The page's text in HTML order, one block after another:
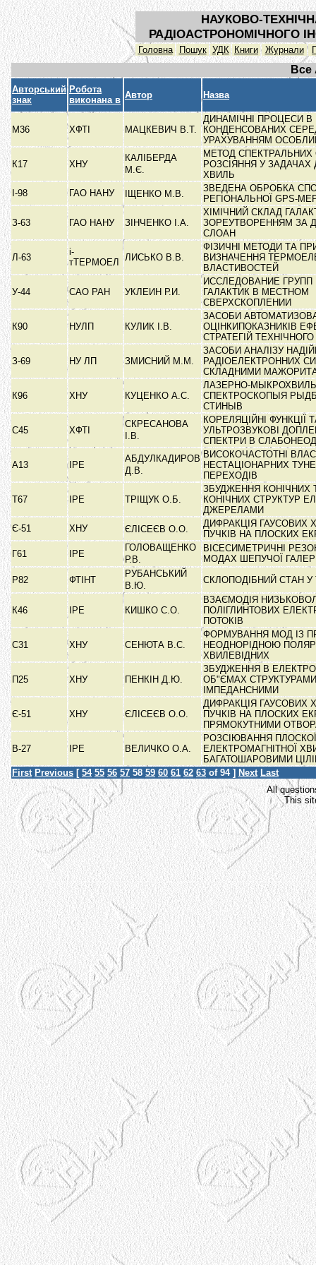
НАУКОВО-
РАДІОАСТРОНОМІЧНОГО
Головна Пошук УДК Книги Журнали
Все
Авторський
знак
Робота
виконана в Автор Назва
М36 ХФТІ МАЦКЕВИЧ В.Т.
ДИНАМІЧНІ ПРОЦЕСИ В
КОНДЕНСОВАНИХ
УРАХУВАННЯМ
К17 ХНУ
КАЛІБЕРДА
М.Є.
МЕТОД СПЕКТРАЛЬНИХ
РОЗСІЯННЯ У ЗАДАЧАХ
ХВИЛЬ
І-98
ГАО НАНУ ІЩЕНКО М.В.
ЗВЕДЕНА ОБРОБКА
РЕГІОНАЛЬНОЇ GPS-
З-63 ГАО НАНУ ЗІНЧЕНКО І.А.
ХІМІЧНИЙ СКЛАД
ЗОРЕУТВОРЕННЯМ ЗА
СЛОАН
Л-63
і-
тТЕРМОЕЛ
ЛИСЬКО В.В.
ФІЗИЧНІ МЕТОДИ ТА
ВИЗНАЧЕННЯ
ВЛАСТИВОСТЕЙ
У-44 САО РАН УКЛЕИН Р.И.
ИССЛЕДОВАНИЕ
ГАЛАКТИК В МЕСТНОМ
СВЕРХСКОПЛЕНИИ
К90 НУЛП КУЛИК І.В.
ЗАСОБИ
ОЦІНКИПОКАЗНИКІВ
СТРАТЕГІЙ
З-69 НУ ЛП ЗМИСНИЙ М.М.
ЗАСОБИ АНАЛІЗУ
РАДІОЕЛЕКТРОННИХ
СКЛАДНИМИ
К96 ХНУ КУЦЕНКО А.С.
ЛАЗЕРНО-
СПЕКТРОСКОПЫЯ
СТИНЫВ
С45 ХФТІ
СКРЕСАНОВА
І.В.
КОРЕЛЯЦІЙНІ ФУНКЦІЇ
УЛЬТРОЗВУКОВІ
СПЕКТРИ В
А13 ІРЕ
АБДУЛКАДИРОВ
Д.В.
ВИСОКОЧАСТОТНІ
НЕСТАЦІОНАРНИХ
ПЕРЕХОДІВ
Т67 ІРЕ ТРІЩУК О.Б.
ЗБУДЖЕННЯ КОНІЧНИХ
КОНІЧНИХ СТРУКТУР
ДЖЕРЕЛАМИ
Є-51
ХНУ ЄЛІСЕЄВ О.О.
ДИФРАКЦІЯ ГАУСОВИХ
ПУЧКІВ НА ПЛОСКИХ
Г61
ІРЕ
ГОЛОВАЩЕНКО
Р.В.
ВІСЕСИМЕТРИЧНІ
МОДАХ ШЕПУЧОЇ
Р82
ФТІНТ
РУБАНСЬКИЙ
В.Ю.
СКЛОПОДІБНИЙ СТАН У
К46 ІРЕ КИШКО С.О.
ВЗАЄМОДІЯ
ПОЛІГЛИНТОВИХ
ПОТОКІВ
С31 ХНУ СЕНЮТА В.С.
ФОРМУВАННЯ МОД ІЗ
НЕОДНОРІДНОЮ
ХВИЛЕВІДНИХ
П25 ХНУ ПЕНКІН Д.Ю.
ЗБУДЖЕННЯ В
ОБ"ЄМАХ
ІМПЕДАНСНИМИ
Є-51 ХНУ ЄЛІСЕЄВ О.О.
ДИФРАКЦІЯ ГАУСОВИХ
ПУЧКІВ НА ПЛОСКИХ
ПРЯМОКУТНИМИ
В-27 ІРЕ ВЕЛИЧКО О.А.
РОЗСІЮВАННЯ ПЛОСКОЇ
ЕЛЕКТРОМАГНІТНОЇ
БАГАТОШАРОВИМИ
First Previous [ 54 55 56 57 58 59 60 61 62 63 of 94 ] Next Last
All
This